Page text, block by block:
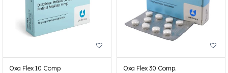
Oxa Flex 10 Comp Oxa Flex 30 Comp.